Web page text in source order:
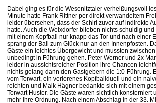
Dabei ging es für die Wesenitztaler verheißungsvoll
Minute hatte Frank Rittner per direkt verwandeltem
leider übersehen, dass der Schiri zuvor auf indirekte
hatte. Auch die Weixdorfer blieben nichts schuldig
mit einem Kopfball nur knapp das Tor und nach einer
sprang der Ball zum Glück nur an den Innenpfosten.
Gäste ein leichtes Übergewicht und mussten
unbedingt in Führung gehen. Peter Werner und 2x
leider in aussichtsreicher Position ihre Chancen
nichts gelang dann den Gastgebern die 1:0-Führung.
vom Torwart, ein verlorenes Kopfballduell und ein
reichten und Maik Hägner bedankte sich mit einem
Torwart Huster. Die Gäste waren sichtlich konsterniert
mehr ihre Ordnung. Nach einem Abschlag in der 33.